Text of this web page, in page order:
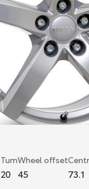
Tum
20
Wheel offset
45 73.1